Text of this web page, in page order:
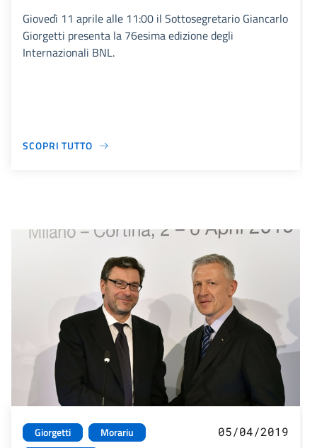
Giovedì 11 aprile alle 11:00 il Sottosegretario Giancarlo
Giorgetti presenta la 76esima edizione degli
Internazionali BNL.
SCOPRI TUTTO
Giorgetti
Morariu
05/04/2019